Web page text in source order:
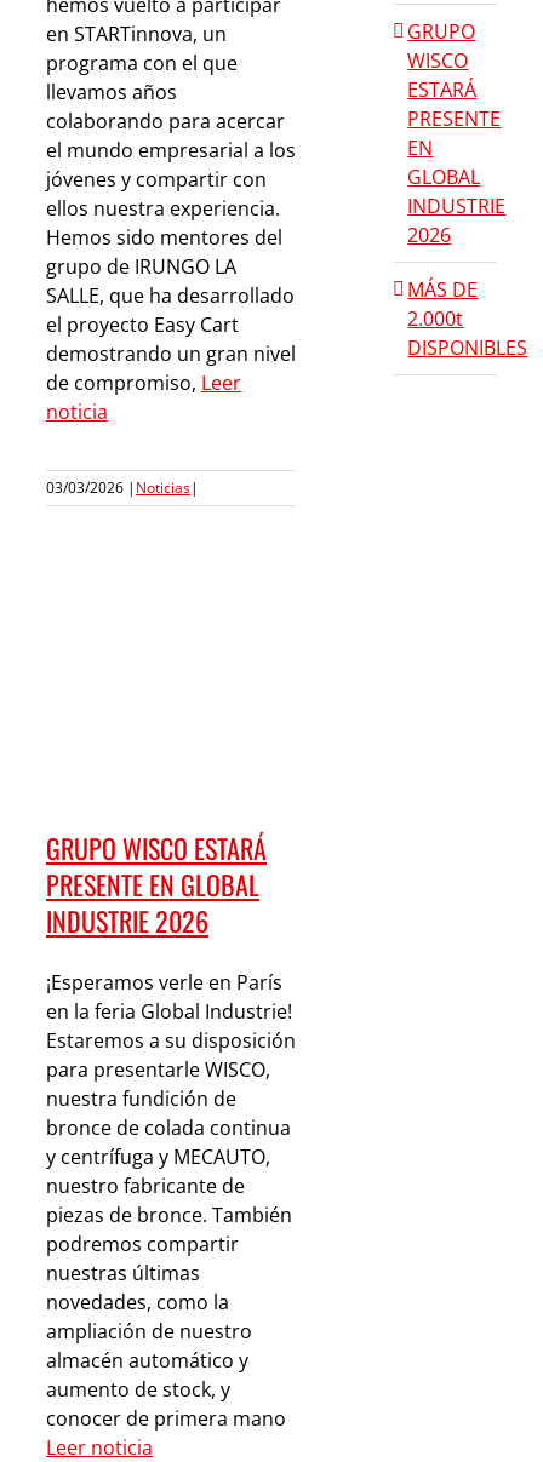
en STARTinnova, un
programa con el que
llevamos años
colaborando para acercar
el mundo empresarial a los
jóvenes y compartir con
ellos nuestra experiencia.
Hemos sido mentores del
grupo de IRUNGO LA
SALLE, que ha desarrollado
el proyecto Easy Cart
demostrando un gran nivel
de compromiso, Leer
noticia
03/03/2026 | Noticias|
GRUPO WISCO ESTARÁ
PRESENTE EN GLOBAL
INDUSTRIE 2026
¡Esperamos verle en París
en la feria Global Industrie!
Estaremos a su disposición
para presentarle WISCO,
nuestra fundición de
bronce de colada continua
y centrífuga y MECAUTO,
nuestro fabricante de
piezas de bronce. También
podremos compartir
nuestras últimas
novedades, como la
ampliación de nuestro
almacén automático y
aumento de stock, y
conocer de primera mano
Leer noticia
GRUPO
WISCO
ESTARÁ
PRESENTE
EN
GLOBAL
INDUSTRIE
2026
MÁS DE
2.000t
DISPONIBLES